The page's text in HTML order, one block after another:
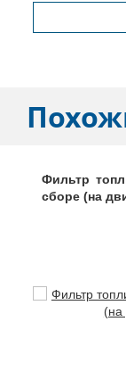
Фильтр
сборе (на